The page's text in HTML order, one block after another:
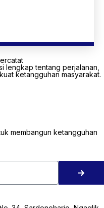
lengkap tentang perjalanan,
ketangguhan masyarakat.
membangun ketangguhan